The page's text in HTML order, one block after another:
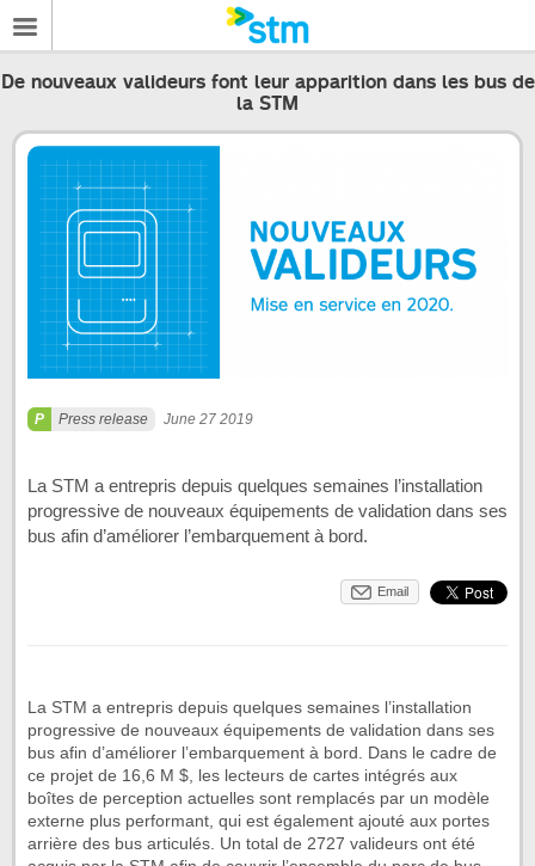
De nouveaux valideurs font leur apparition dans les bus de
la STM
Press release June 27 2019
La STM a entrepris depuis quelques semaines l’installation
progressive de nouveaux équipements de validation dans ses
bus afin d’améliorer l’embarquement à bord.
Email
La STM a entrepris depuis quelques semaines l’installation
progressive de nouveaux équipements de validation dans ses
bus afin d’améliorer l’embarquement à bord. Dans le cadre de
ce projet de 16,6 M $, les lecteurs de cartes intégrés aux
boîtes de perception actuelles sont remplacés par un modèle
externe plus performant, qui est également ajouté aux portes
arrière des bus articulés. Un total de 2727 valideurs ont été